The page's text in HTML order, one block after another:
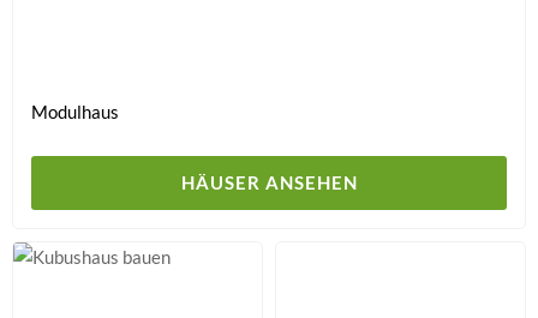
Modulhaus
HÄUSER ANSEHEN